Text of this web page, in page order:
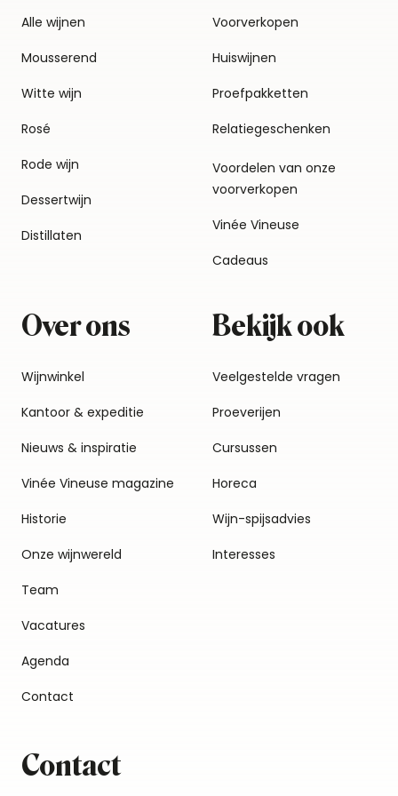
Alle wijnen
Mousserend
Witte wijn
Rosé
Rode wijn
Dessertwijn
Distillaten
Voorverkopen
Huiswijnen
Proefpakketten
Relatiegeschenken
Voordelen van onze
voorverkopen
Vinée Vineuse
Cadeaus
Over ons
Wijnwinkel
Kantoor & expeditie
Nieuws & inspiratie
Vinée Vineuse magazine
Historie
Onze wijnwereld
Team
Vacatures
Agenda
Contact
Bekijk ook
Veelgestelde vragen
Proeverijen
Cursussen
Horeca
Wijn-spijsadvies
Interesses
Contact